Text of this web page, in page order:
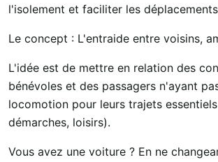
l'isolement et faciliter les
Le concept : L'entraide entre voisins,
L'idée est de mettre en relation des
bénévoles et des passagers n'ayant
locomotion pour leurs trajets
démarches, loisirs).
Vous avez une voiture ? En ne